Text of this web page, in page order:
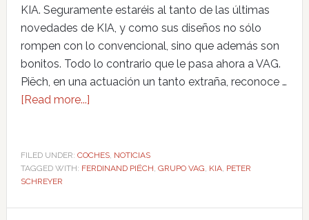
KIA. Seguramente estaréis al tanto de las últimas
novedades de KIA, y como sus diseños no sólo
rompen con lo convencional, sino que además son
bonitos. Todo lo contrario que le pasa ahora a VAG.
Piëch, en una actuación un tanto extraña, reconoce …
[Read more...]
FILED UNDER: COCHES, NOTICIAS
TAGGED WITH: FERDINAND PIËCH, GRUPO VAG, KIA, PETER
SCHREYER